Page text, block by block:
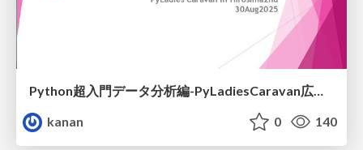
Python超入門データ分析編-PyLadiesCaravan広島2nd-
kanan
0 140